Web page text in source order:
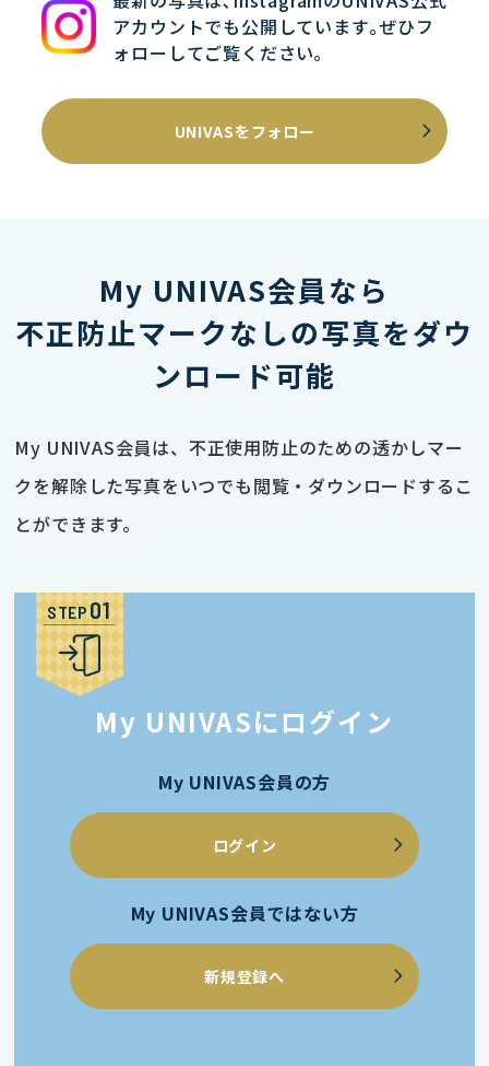
アカウントでも公開しています｡ぜひフ
ォローしてご覧ください｡
UNIVASをフォロー
My UNIVAS会員なら
不正防止マークなしの写真をダウ
ンロード可能
My UNIVAS会員は、不正使用防止のための透かしマー
クを解除した写真をいつでも閲覧・ダウンロードするこ
とができます。
STEP
My UNIVASにログイン
My UNIVAS会員の方
ログイン
My UNIVAS会員ではない方
新規登録へ